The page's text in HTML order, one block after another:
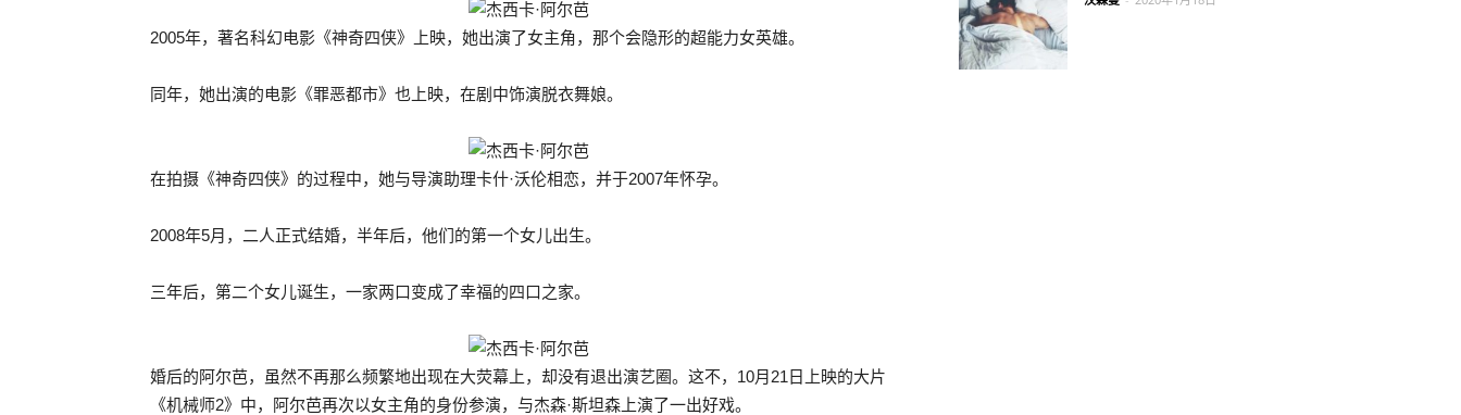
2005年，著名科幻电影《神奇四侠》上映，她出演了女主角，那个会隐形的超能力女英雄。
同年，她出演的电影《罪恶都市》也上映，在剧中饰演脱衣舞娘。
在拍摄《神奇四侠》的过程中，她与导演助理卡什·沃伦相恋，并于2007年怀孕。
2008年5月，二人正式结婚，半年后，他们的第一个女儿出生。
三年后，第二个女儿诞生，一家两口变成了幸福的四口之家。
婚后的阿尔芭，虽然不再那么频繁地出现在大荧幕上，却没有退出演艺圈。这不，10月21日上映的大片
《机械师2》中，阿尔芭再次以女主角的身份参演，与杰森·斯坦森上演了一出好戏。